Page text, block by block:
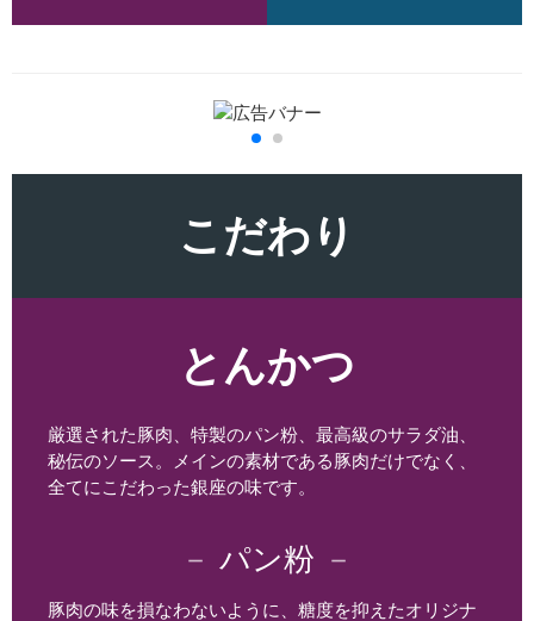
こだわり
とんかつ
厳選された豚肉、特製のパン粉、最高級のサラダ油、
秘伝のソース。メインの素材である豚肉だけでなく、
全てにこだわった銀座の味です。
－ パン粉 －
豚肉の味を損なわないように、糖度を抑えたオリジナ